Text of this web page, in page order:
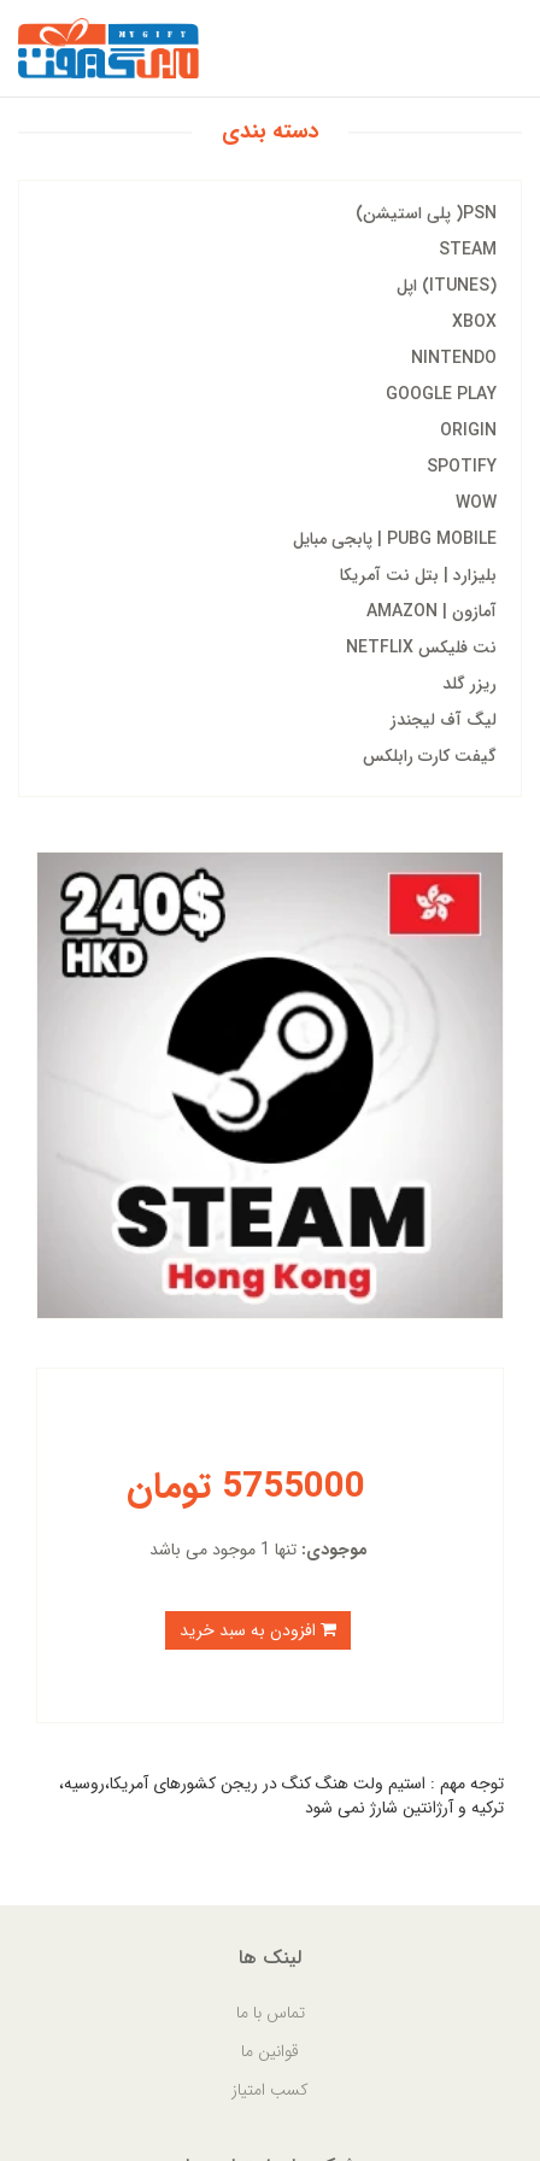
دسته بندی
PSN( پلی استیشن)
STEAM
(ITUNES) اپل
XBOX
NINTENDO
GOOGLE PLAY
ORIGIN
SPOTIFY
WOW
PUBG MOBILE | پابجی مبایل
بلیزارد | بتل نت آمریکا
آمازون | AMAZON
نت فلیکس NETFLIX
ریزر گلد
لیگ آف لیجندز
گیفت کارت رابلکس
5755000 تومان
موجودی: تنها 1 موجود می باشد
افزودن به سبد خرید
توجه مهم : استیم ولت هنگ کنگ در ریجن کشورهای آمریکا،روسیه،
ترکیه و آرژانتین شارژ نمی شود
لینک ها
تماس با ما
قوانین ما
کسب امتیاز